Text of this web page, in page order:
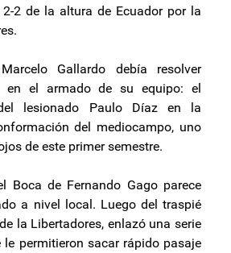
2 de la altura de Ecuador por la
Gallardo debía resolver
en el armado de su equipo: el
lesionado Paulo Díaz en la
del mediocampo, uno
de este primer semestre.
Boca de Fernando Gago parece
a nivel local. Luego del traspié
la Libertadores, enlazó una serie
le permitieron sacar rápido pasaje